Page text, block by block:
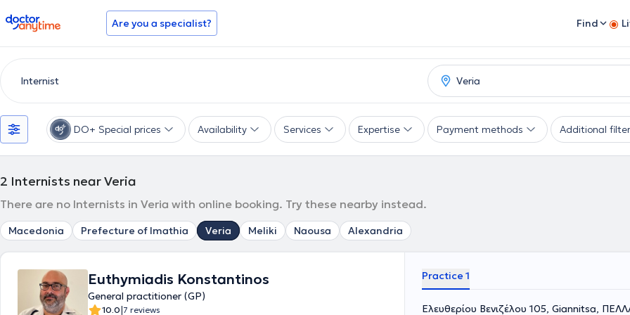
doctoranytime Are you a specialist? Find
DO+ Special prices Availability Services Expertise Payment methods Additional
2 Internists near Veria
There are no Internists in Veria with online booking. Try these nearby instead.
Macedonia Prefecture of Imathia Veria Meliki Naousa Alexandria
Euthymiadis Konstantinos
General practitioner (GP)
10.0|7 reviews
Practice 1
Ελευθερίου Βενιζέλου 105, Giannitsa,